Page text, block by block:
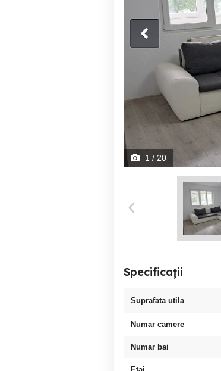
1 / 20
Specificații
Suprafata utila
Numar camere
Numar bai